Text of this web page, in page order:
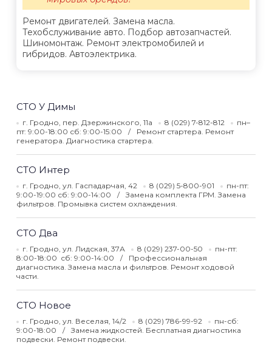
Ремонт двигателей. Замена масла.
Техобслуживание авто. Подбор автозапчастей.
Шиномонтаж. Ремонт электромобилей и
гибридов. Автоэлектрика.
СТО У Димы
г. Гродно, пер. Дзержинского, 11а 8 (029) 7-812-812
пн–
пт: 9:00-18:00 сб: 9:00-15:00
Ремонт стартера. Ремонт
генератора. Диагностика стартера.
СТО Интер
г. Гродно, ул. Гаспадарчая, 42 8 (029) 5-800-901
пн-пт:
9:00-19:00 сб: 9:00-14:00
Замена комплекта ГРМ. Замена
фильтров. Промывка систем охлаждения.
СТО Два
г. Гродно, ул. Лидская, 37А 8 (029) 237-00-50
пн-пт:
8:00-18:00 сб: 9:00-14:00
Профессиональная
диагностика. Замена масла и фильтров. Ремонт ходовой
части.
СТО Новое
г. Гродно, ул. Веселая, 14/2 8 (029) 786-99-92
пн-сб:
9:00-18:00
Замена жидкостей. Бесплатная диагностика
подвески. Ремонт подвески.